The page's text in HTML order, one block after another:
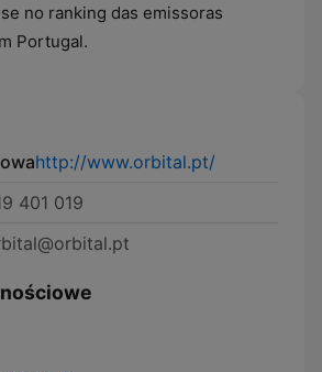
no ranking das emissoras
Portugal.
http://www.orbital.pt/
401 019